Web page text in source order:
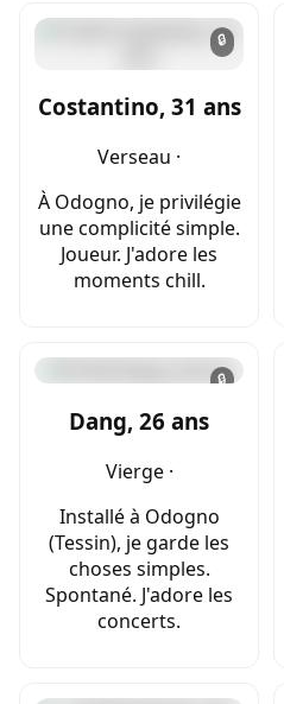
🔒
Costantino, 31 ans
Verseau ·
À Odogno, je privilégie
une complicité simple.
Joueur. J'adore les
moments chill.
🔒
Dang, 26 ans
Vierge ·
Installé à Odogno
(Tessin), je garde les
choses simples.
Spontané. J'adore les
concerts.